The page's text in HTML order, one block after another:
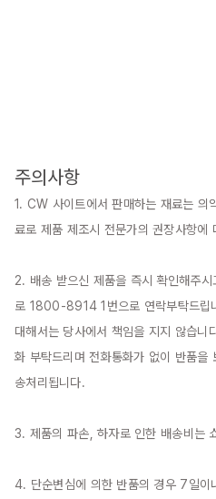
주의사항
1. CW 사이트에서 판매하는 재료는 의
료로 제품 제조시 전문가의 권장사항에
2. 배송 받으신 제품을 즉시 확인해주
로 1800-8914 1번으로 연락부탁드립
대해서는 당사에서 책임을 지지 않습니
화 부탁드리며 전화통화가 없이 반품을
송처리됩니다.
3. 제품의 파손, 하자로 인한 배송비는
4. 단순변심에 의한 반품의 경우 7일이